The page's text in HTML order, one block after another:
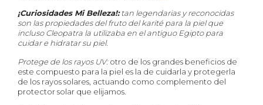
¡Curiosidades Mi Belleza!:tan legendarias y reconocidas
son las propiedades del fruto del karité para la piel que
incluso Cleopatra la utilizaba en el antiguo Egipto para
cuidar e hidratar su piel.
Protege de los rayos UV:otro de los grandes beneficios de
este compuesto para la piel es la de cuidarla y protegerla
de los rayos solares, actuando como complemento del
protector solar que elijamos.